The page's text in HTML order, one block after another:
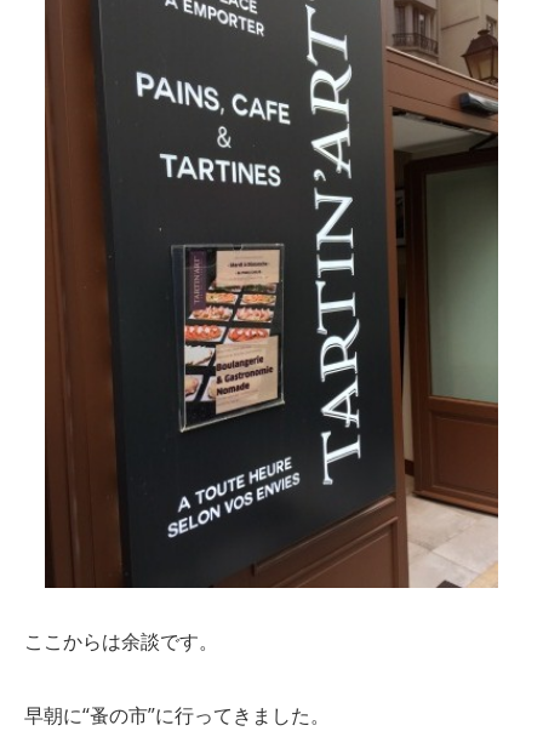
ここからは余談です。
早朝に“蚤の市”に行ってきました。